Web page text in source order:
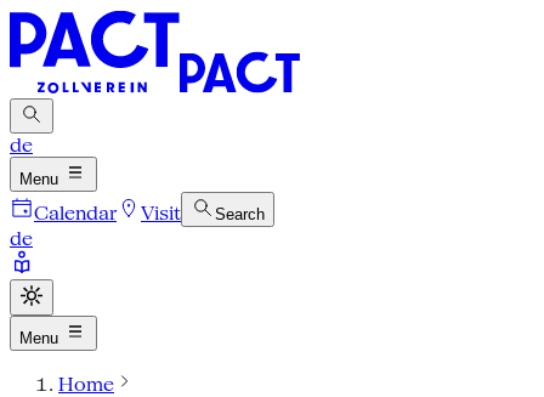
de
Menu
Calendar Visit Search
de
Menu
Home